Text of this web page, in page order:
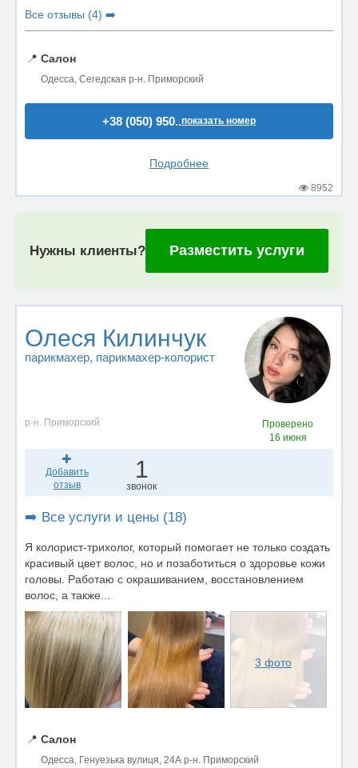
Все отзывы (4) ➡️
📍 Салон
Одесса, Сегедская р-н. Приморский
+38 (050) 950..показать номер
Подробнее
8952
Нужны клиенты? Разместить услуги
Олеся Килинчук
парикмахер, парикмахер-колорист
р-н. Приморский
Проверено
16 июня
Добавить
отзыв
1
звонок
➡️ Все услуги и цены (18)
Я колорист-трихолог, который помогает не только создать
красивый цвет волос, но и позаботиться о здоровье кожи
головы. Работаю с окрашиванием, восстановлением
волос, а также...
3 фото
📍 Салон
Одесса, Генуезька вулиця, 24А р-н. Приморский